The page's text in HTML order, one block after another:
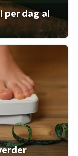
per dag al